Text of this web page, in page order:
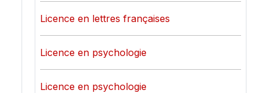
Licence en lettres françaises
Licence en psychologie
Licence en psychologie